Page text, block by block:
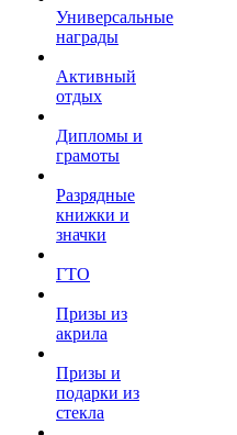
Универсальные
награды
Активный
отдых
Дипломы и
грамоты
Разрядные
книжки и
значки
ГТО
Призы из
акрила
Призы и
подарки из
стекла